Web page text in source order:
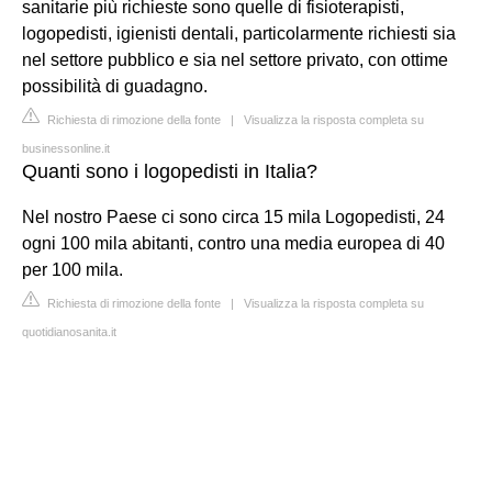
sanitarie più richieste sono quelle di fisioterapisti,
logopedisti, igienisti dentali, particolarmente richiesti sia
nel settore pubblico e sia nel settore privato, con ottime
possibilità di guadagno.
Richiesta di rimozione della fonte | Visualizza la risposta completa su
businessonline.it
Quanti sono i logopedisti in Italia?
Nel nostro Paese ci sono circa 15 mila Logopedisti, 24
ogni 100 mila abitanti, contro una media europea di 40
per 100 mila.
Richiesta di rimozione della fonte | Visualizza la risposta completa su
quotidianosanita.it